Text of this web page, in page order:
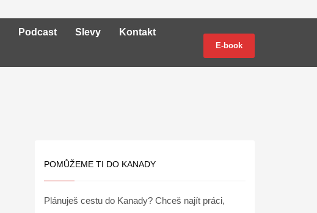
Podcast Slevy Kontakt
E-book
POMŮŽEME TI DO KANADY
Plánuješ cestu do Kanady? Chceš najít práci,